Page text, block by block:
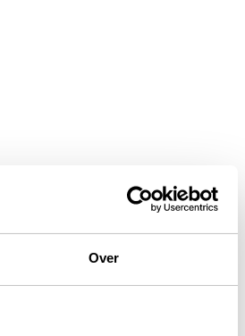
Over